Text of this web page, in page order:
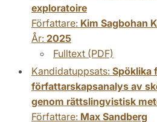
exploratoire
Författare: Kim Sagbohan
År: 2025
Fulltext (PDF)
Kandidatuppsats: Spöklika
författarskapsanalys av
genom rättslingvistisk
Författare: Max Sandberg